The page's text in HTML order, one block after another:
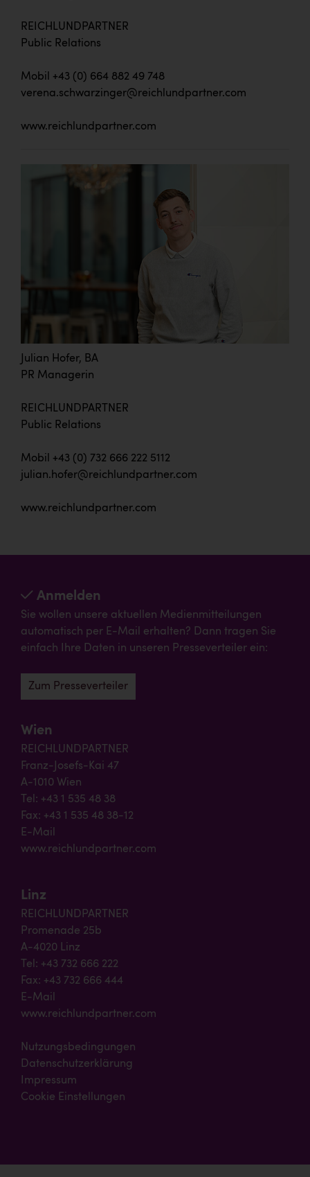
REICHLUNDPARTNER
Public Relations
Mobil +43 (0) 664 882 49 748
verena.schwarzinger@reichlundpartner.com
www.reichlundpartner.com
Julian Hofer, BA
PR Managerin
REICHLUNDPARTNER
Public Relations
Mobil +43 (0) 732 666 222 5112
julian.hofer@reichlundpartner.com
www.reichlundpartner.com
Anmelden
Sie wollen unsere aktuellen Medienmitteilungen
automatisch per E-Mail erhalten? Dann tragen Sie
einfach Ihre Daten in unseren Presseverteiler ein:
Zum Presseverteiler
Wien
REICHLUNDPARTNER
Franz-Josefs-Kai 47
A-1010 Wien
Tel: +43 1 535 48 38
Fax: +43 1 535 48 38-12
E-Mail
www.reichlundpartner.com
Linz
REICHLUNDPARTNER
Promenade 25b
A-4020 Linz
Tel: +43 732 666 222
Fax: +43 732 666 444
E-Mail
www.reichlundpartner.com
Nutzungsbedingungen
Datenschutzerklärung
Impressum
Cookie Einstellungen